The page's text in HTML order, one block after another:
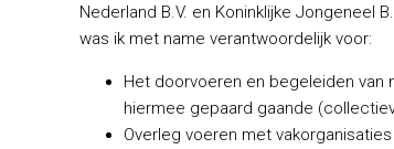
Nederland B.V. en Koninklijke Jongeneel
was ik met name verantwoordelijk voor:
Het doorvoeren en begeleiden
hiermee gepaard gaande
Overleg voeren met